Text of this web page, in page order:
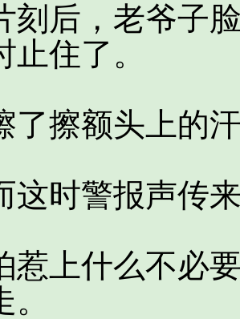
，老爷子脸
止住了。
额头上的汗
警报声传来
什么不必要